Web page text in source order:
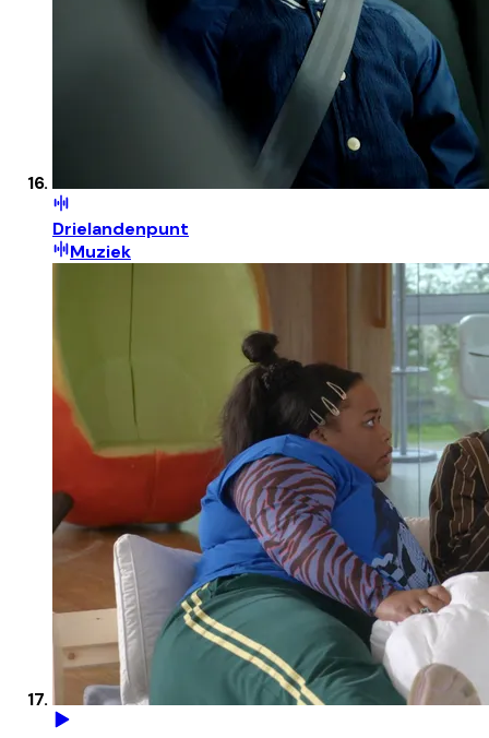
Drielandenpunt
Muziek